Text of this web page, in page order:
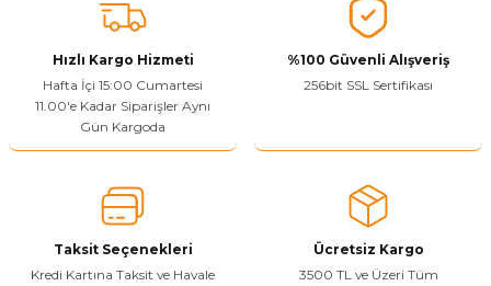
Bu ürüne benzer farklı alternatifler olmalı.
Hızlı Kargo Hizmeti
Hafta İçi 15:00 Cumartesi
11.00'e Kadar Siparişler Aynı
Gün Kargoda
%100 Güvenli Alışveriş
256bit SSL Sertifikası
Taksit Seçenekleri
Kredi Kartına Taksit ve Havale
Ücretsiz Kargo
3500 TL ve Üzeri Tüm